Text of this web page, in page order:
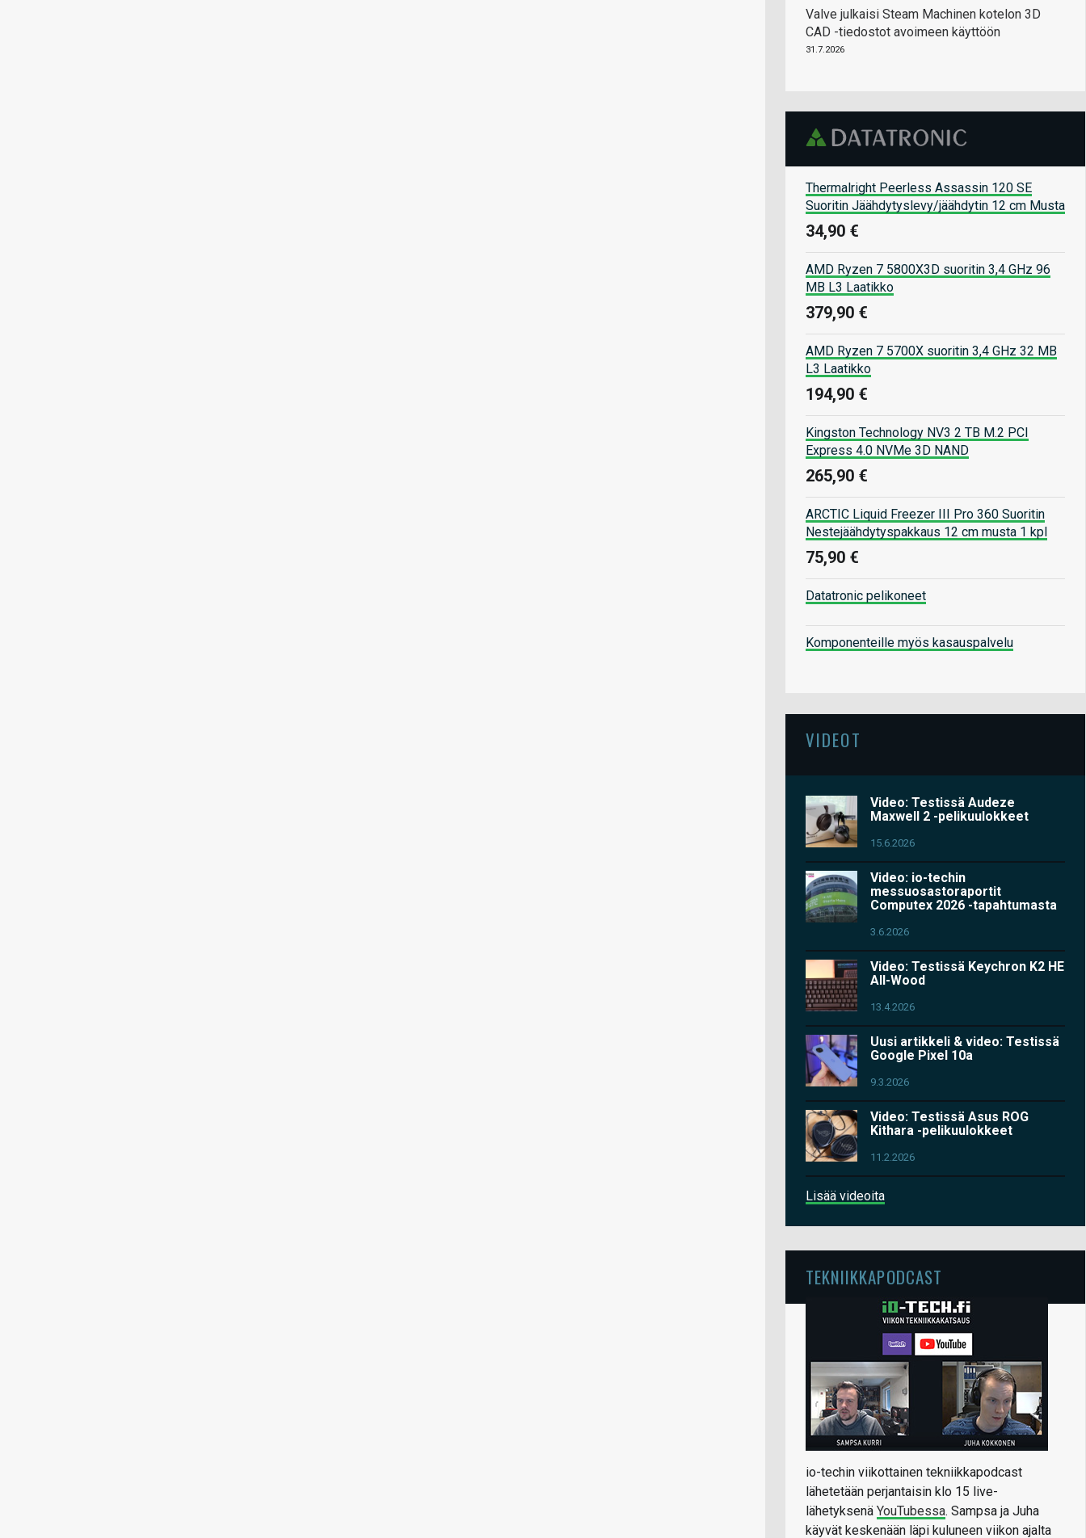
Valve julkaisi Steam Machinen kotelon 3D
CAD -tiedostot avoimeen käyttöön
31.7.2026
Thermalright Peerless Assassin 120 SE
Suoritin Jäähdytyslevy/jäähdytin 12 cm Musta
34,90 €
AMD Ryzen 7 5800X3D suoritin 3,4 GHz 96
MB L3 Laatikko
379,90 €
AMD Ryzen 7 5700X suoritin 3,4 GHz 32 MB
L3 Laatikko
194,90 €
Kingston Technology NV3 2 TB M.2 PCI
Express 4.0 NVMe 3D NAND
265,90 €
ARCTIC Liquid Freezer III Pro 360 Suoritin
Nestejäähdytyspakkaus 12 cm musta 1 kpl
75,90 €
Datatronic pelikoneet
Komponenteille myös kasauspalvelu
VIDEOT
Video: Testissä Audeze
Maxwell 2 -pelikuulokkeet
15.6.2026
Video: io-techin
messuosastoraportit
Computex 2026 -tapahtumasta
3.6.2026
Video: Testissä Keychron K2 HE
All-Wood
13.4.2026
Uusi artikkeli & video: Testissä
Google Pixel 10a
9.3.2026
Video: Testissä Asus ROG
Kithara -pelikuulokkeet
11.2.2026
Lisää videoita
TEKNIIKKAPODCAST
io-techin viikottainen tekniikkapodcast
lähetetään perjantaisin klo 15 live-
lähetyksenä YouTubessa. Sampsa ja Juha
käyvät keskenään läpi kuluneen viikon ajalta